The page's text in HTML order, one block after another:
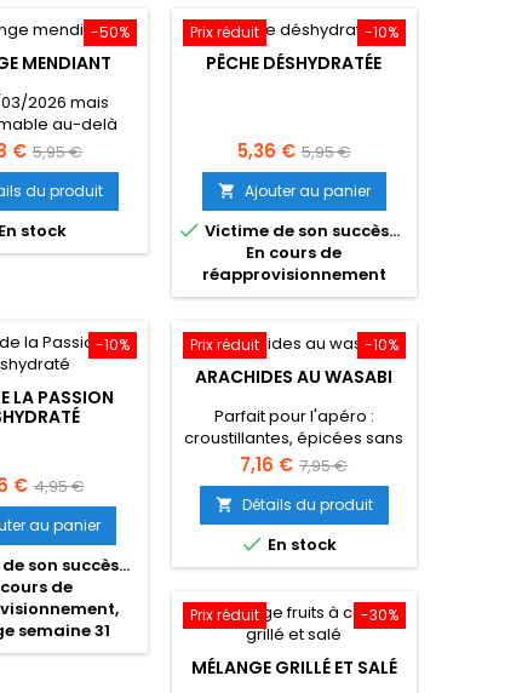
-50%
MENDIANT
03/2026 mais
au-delà
€ Prix
de
base
5,95 €
du produit
En stock
-10%
Prix réduit
PÊCHE DÉSHYDRATÉE
Prix
5,36 € Prix
de
base
5,95 €
 Ajouter au panier
 Victime de son succès...
En cours de
réapprovisionnement
-10%
LA PASSION
€ Prix
de
base
4,95 €
au panier
son succès...
cours de
semaine 31
-10%
Prix réduit
ARACHIDES AU WASABI
Parfait pour l'apéro :
croustillantes, épicées sans
être fortes, leur goût
réveillera vos papilles pour
un apéritif entre amis.
Prix
7,16 € Prix
de
base
7,95 €
 Détails du produit
 En stock
-30%
Prix réduit
MÉLANGE GRILLÉ ET SALÉ